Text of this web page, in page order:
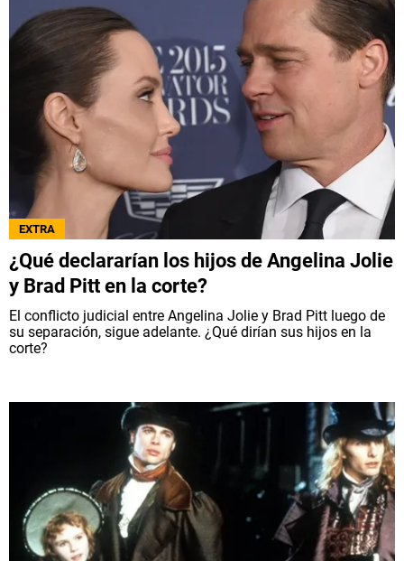
EXTRA
¿Qué declararían los hijos de Angelina Jolie
y Brad Pitt en la corte?
El conflicto judicial entre Angelina Jolie y Brad Pitt luego de
su separación, sigue adelante. ¿Qué dirían sus hijos en la
corte?